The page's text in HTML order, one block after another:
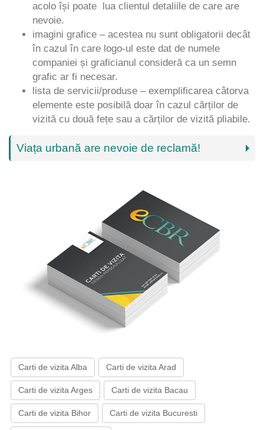
acolo își poate lua clientul detaliile de care are
nevoie.
imagini grafice – acestea nu sunt obligatorii decât
în cazul în care logo-ul este dat de numele
companiei și graficianul consideră ca un semn
grafic ar fi necesar.
lista de servicii/produse – exemplificarea câtorva
elemente este posibilă doar în cazul cărților de
vizită cu două fețe sau a cărților de vizită pliabile.
Viața urbană are nevoie de reclamă!
Carti de vizita Alba Carti de vizita Arad
Carti de vizita Arges Carti de vizita Bacau
Carti de vizita Bihor Carti de vizita Bucuresti